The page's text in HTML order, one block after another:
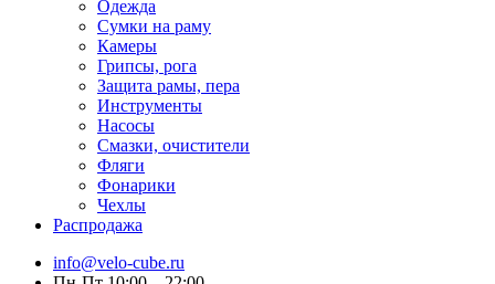
Одежда
Сумки на раму
Камеры
Грипсы, рога
Защита рамы, пера
Инструменты
Насосы
Смазки, очистители
Фляги
Фонарики
Чехлы
Распродажа
info@velo-cube.ru